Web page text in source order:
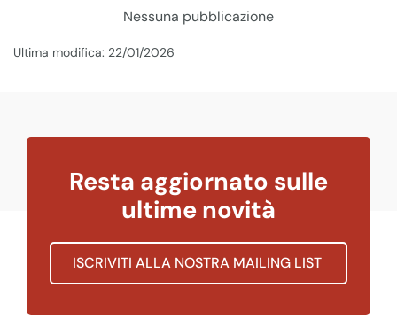
Nessuna pubblicazione
Ultima modifica: 22/01/2026
Resta aggiornato sulle
ultime novità
ISCRIVITI ALLA NOSTRA MAILING LIST